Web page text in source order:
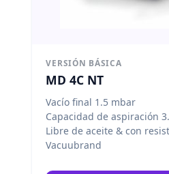
VERSIÓN BÁSICA
MD 4C NT
Vacío final 1.5 mbar
Capacidad de aspiración
Libre de aceite & con
Vacuubrand